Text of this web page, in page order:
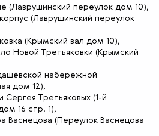
(Лаврушинский переулок дом 10),
(Лаврушинский переулок
(Крымский вал дом 10),
Новой Третьяковки (Крымский
набережной
дом 12),
Третьяковых (1-й
16 стр. 1),
Васнецова (Переулок Васнецова